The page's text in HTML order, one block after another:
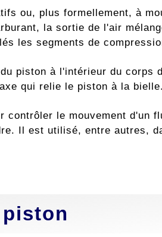
ou, plus formellement, à
la sortie de l'air
les segments de
piston à l'intérieur du corps
qui relie le piston à la bielle.
le mouvement d'un
Il est utilisé, entre autres,